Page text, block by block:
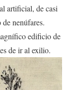
artificial, de casi
nenúfares.
edificio de
de ir al exilio.